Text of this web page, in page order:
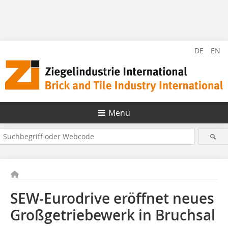
DE EN
Menü
SEW-Eurodrive eröffnet neues
Großgetriebewerk in Bruchsal